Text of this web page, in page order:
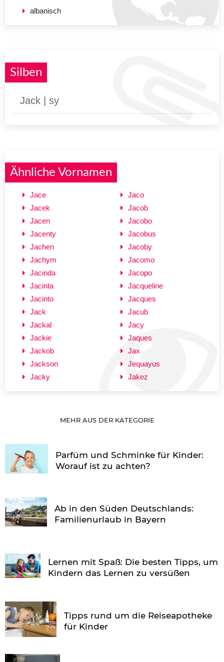
albanisch
Silben
Jack | sy
Ähnliche Vornamen
Jace
Jacek
Jacen
Jacenty
Jachen
Jachym
Jacinda
Jacinta
Jacinto
Jack
Jackal
Jackie
Jackob
Jackson
Jacky
Jaco
Jacob
Jacobo
Jacobus
Jacoby
Jacomo
Jacopo
Jacqueline
Jacques
Jacub
Jacy
Jaques
Jax
Jequayus
Jakez
MEHR AUS DER KATEGORIE
Parfüm und Schminke für Kinder:
Worauf ist zu achten?
Ab in den Süden Deutschlands:
Familienurlaub in Bayern
Lernen mit Spaß: Die besten Tipps, um
Kindern das Lernen zu versüßen
Tipps rund um die Reiseapotheke
für Kinder